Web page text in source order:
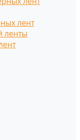
лент
ленты